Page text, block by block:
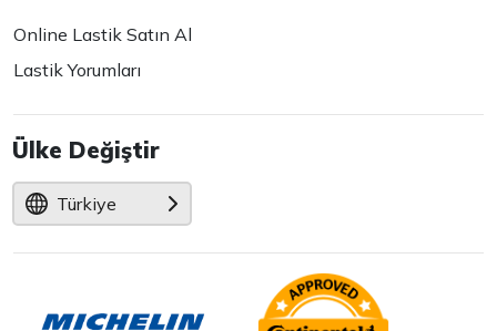
Online Lastik Satın Al
Lastik Yorumları
Ülke Değiştir
Türkiye